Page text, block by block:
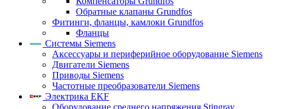
Обратные клапаны Grundfos
Фитинги, фланцы, камлоки Grundfos
Фланцы
Системы Siemens
Аксессуары и периферийное оборудование Siemens
Двигатели Siemens
Приводы Siemens
Частотные преобразователи Siemens
Электрика EKF
Оборудование среднего напряжения Stingray